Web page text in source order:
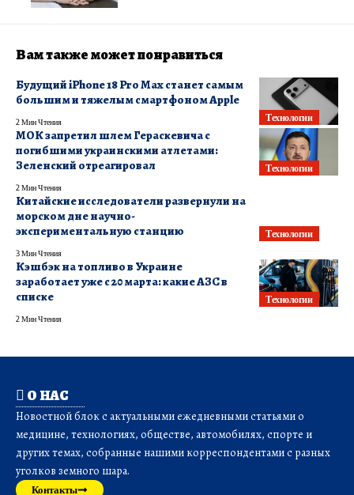
Вам также может понравиться
Технологии
Будущий iPhone 18 Pro Max станет самым
большим и тяжелым смартфоном Apple
2 Мин Чтения
Технологии
МОК запретил шлем Гераскевича с
погибшими украинскими атлетами:
Зеленский отреагировал
2 Мин Чтения
Технологии
Китайские исследователи развернули на
морском дне научно-
экспериментальную станцию
3 Мин Чтения
Технологии
Кэшбэк на топливо в Украине
заработает уже с 20 марта: какие АЗС в
списке
2 Мин Чтения
О НАС
Новостной блок с актуальными ежедневными статьями о
медицине, технологиях, обществе, автомобилях, спорте и
других темах, собранные нашими корреспондентами с разных
уголков земного шара.
Контакты